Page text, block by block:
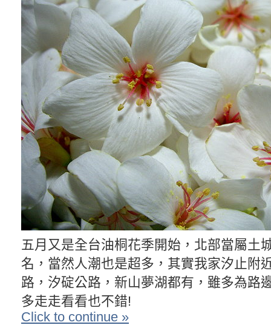
五月又是全台油桐花季開始，北部當屬土
名，當然人潮也是超多，其實我家汐止附
路，汐碇公路，新山夢湖都有，雖多為路
多走走看看也不錯!
Click to continue »